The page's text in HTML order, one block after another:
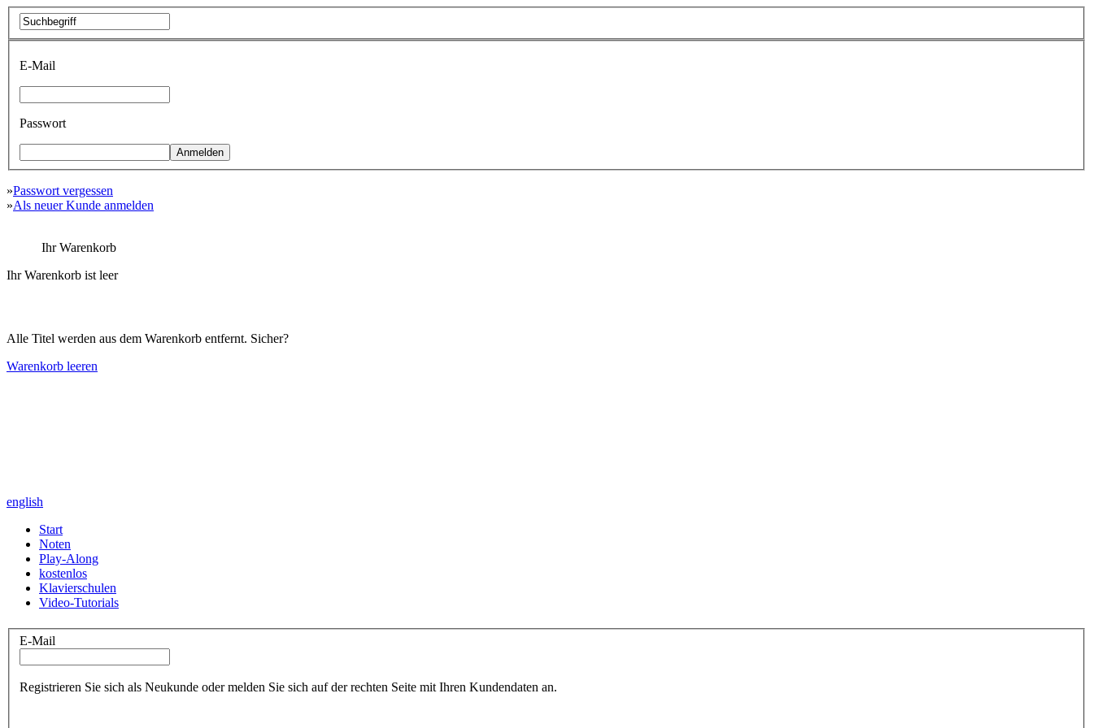
E-Mail
Passwort
»Passwort vergessen
»Als neuer Kunde anmelden
Ihr Warenkorb
Ihr Warenkorb ist leer
Alle Titel werden aus dem Warenkorb entfernt. Sicher?
Warenkorb leeren
english
Start
Noten
Play-Along
kostenlos
Klavierschulen
Video-Tutorials
E-Mail
Registrieren Sie sich als Neukunde oder melden Sie sich auf der rechten Seite mit Ihren Kundendaten an.